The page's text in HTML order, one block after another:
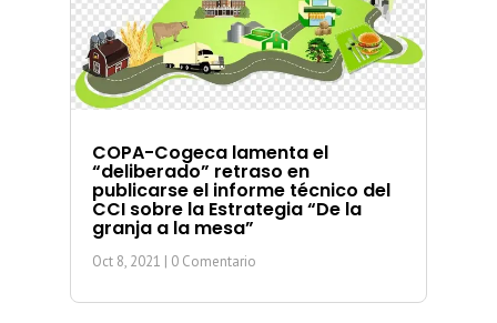
COPA-Cogeca lamenta el
“deliberado” retraso en
publicarse el informe técnico del
CCI sobre la Estrategia “De la
granja a la mesa”
Oct 8, 2021 | 0 Comentario